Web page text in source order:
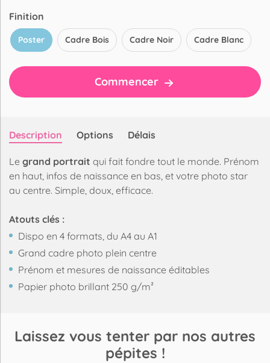
Finition
Poster Cadre Bois Cadre Noir Cadre Blanc
Commencer
Description Options Délais
Le grand portrait qui fait fondre tout le monde. Prénom
en haut, infos de naissance en bas, et votre photo star
au centre. Simple, doux, efficace.
Atouts clés :
Dispo en 4 formats, du A4 au A1
Grand cadre photo plein centre
Prénom et mesures de naissance éditables
Papier photo brillant 250 g/m²
Laissez vous tenter par nos autres
pépites !